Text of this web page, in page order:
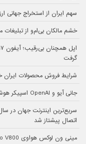
سهم ایران از استخراج جهانی
خشم مالکان بی‌ام‌و از تبلیغات
گرفت
شرایط فروش محصولات ایران
جانی آیو و OpenAI اسپیکر هوشمند بدون نمایشگر رونمایی می‌کنند
اتصال پیشتاز شد